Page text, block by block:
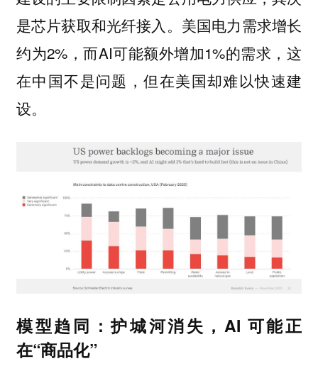
是芯片获取和光纤接入。美国电力需求增长
约为2%，而AI可能额外增加1%的需求，这
在中国不是问题，但在美国却难以快速建
设。
模型趋同：护城河消失，AI 可能正
在“商品化”